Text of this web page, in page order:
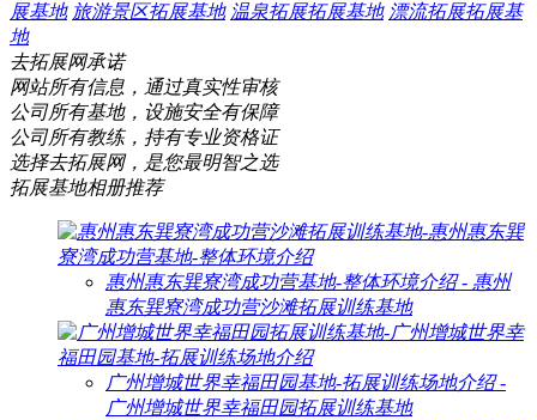
展基地 旅游景区拓展基地 温泉拓展拓展基地 漂流拓展拓展基
地
去拓展网承诺
网站所有信息，通过真实性审核
公司所有基地，设施安全有保障
公司所有教练，持有专业资格证
选择去拓展网，是您最明智之选
拓展基地相册推荐
惠州惠东巽寮湾成功营基地-整体环境介绍 - 惠州
惠东巽寮湾成功营沙滩拓展训练基地
广州增城世界幸福田园基地-拓展训练场地介绍 -
广州增城世界幸福田园拓展训练基地